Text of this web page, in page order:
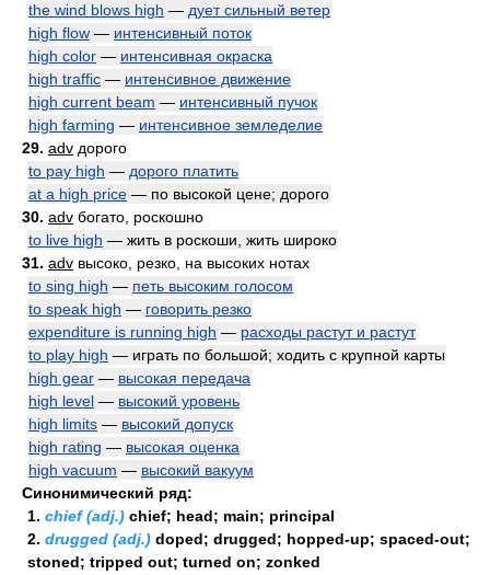
the wind blows high — дует сильный ветер
high flow — интенсивный поток
high color — интенсивная окраска
high traffic — интенсивное движение
high current beam — интенсивный пучок
high farming — интенсивное земледелие
29. adv дорого
to pay high — дорого платить
at a high price — по высокой цене; дорого
30. adv богато, роскошно
to live high — жить в роскоши, жить широко
31. adv высоко, резко, на высоких нотах
to sing high — петь высоким голосом
to speak high — говорить резко
expenditure is running high — расходы растут и растут
to play high — играть по большой; ходить с крупной карты
high gear — высокая передача
high level — высокий уровень
high limits — высокий допуск
high rating — высокая оценка
high vacuum — высокий вакуум
Синонимический ряд:
1. chief (adj.) chief; head; main; principal
2. drugged (adj.) doped; drugged; hopped-up; spaced-out;
stoned; tripped out; turned on; zonked